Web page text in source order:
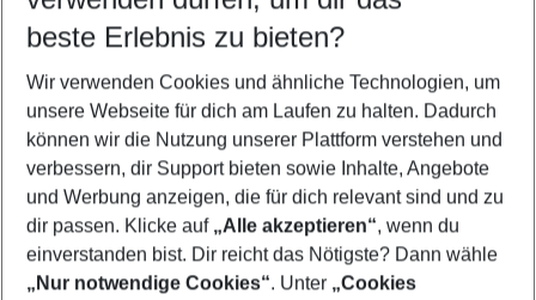
5-8 Nächte
2 Erwachsene Keine Kinder
Mehr Filter anzeigen
beste Erlebnis zu bieten?
Wir verwenden Cookies und ähnliche Technologien, um
unsere Webseite für dich am Laufen zu halten. Dadurch
können wir die Nutzung unserer Plattform verstehen und
verbessern, dir Support bieten sowie Inhalte, Angebote
und Werbung anzeigen, die für dich relevant sind und zu
dir passen. Klicke auf „Alle akzeptieren“, wenn du
einverstanden bist. Dir reicht das Nötigste? Dann wähle
„Nur notwendige Cookies“. Unter „Cookies